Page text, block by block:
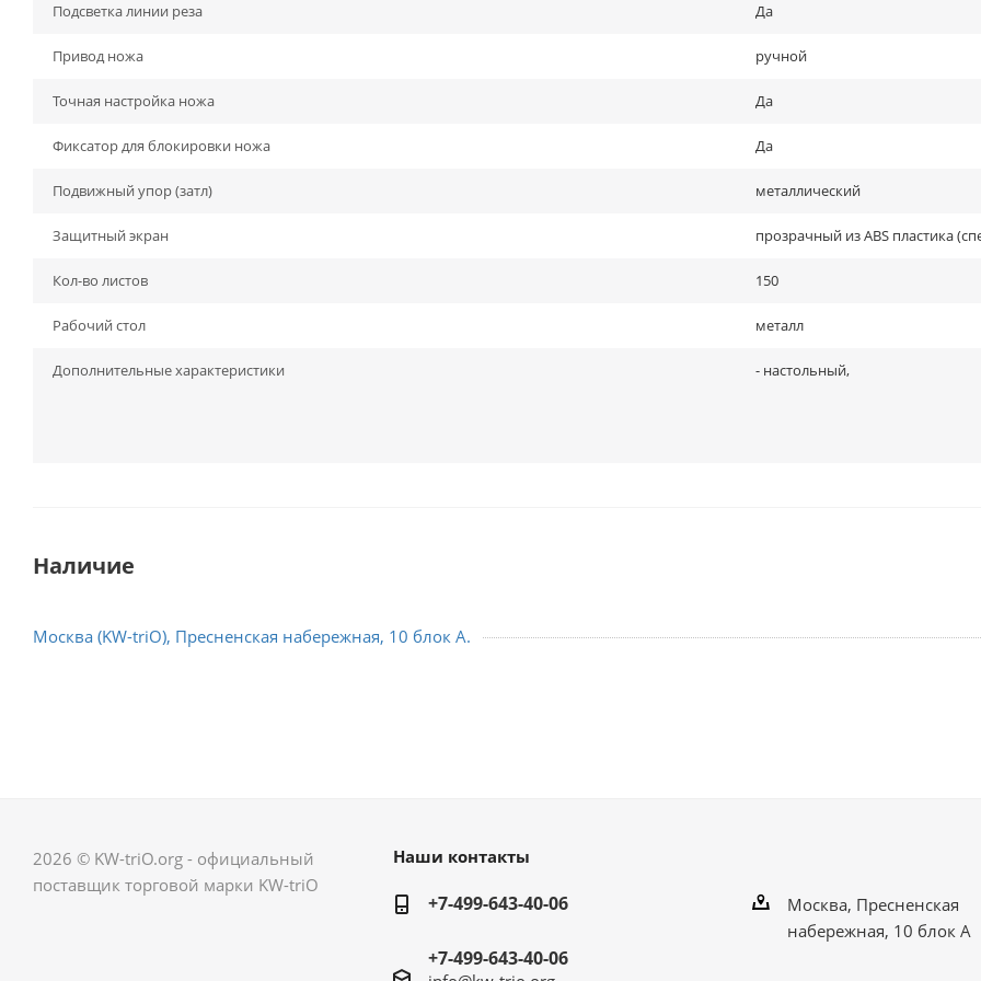
Подсветка линии реза Да
Привод ножа ручной
Точная настройка ножа Да
Фиксатор для блокировки ножа Да
Подвижный упор (затл) металлический
Защитный экран прозрачный из АВS пластика
Кол-во листов 150
Рабочий стол металл
Дополнительные характеристики - настольный,
Наличие
Москва (KW-triO), Пресненская набережная, 10 блок А.
2026 © KW-triO.org - официальный
поставщик торговой марки KW-triO
Наши контакты
+7-499-643-40-06
+7-499-643-40-06
Москва, Пресненская
набережная, 10 блок А